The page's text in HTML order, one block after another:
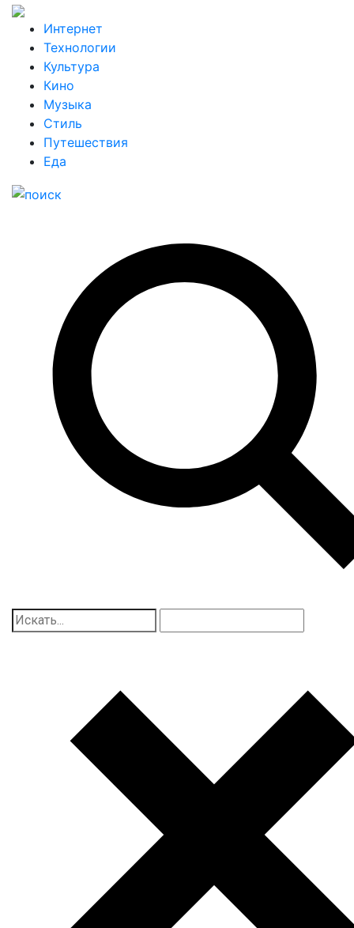
Интернет
Технологии
Культура
Кино
Музыка
Стиль
Путешествия
Еда